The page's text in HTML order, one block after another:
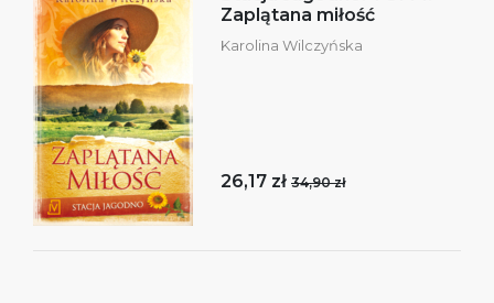
Zaplątana miłość
Karolina Wilczyńska
26,17 zł 34,90 zł